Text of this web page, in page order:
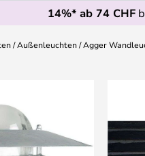
14%* ab 74 CHF
Außenleuchten Agger